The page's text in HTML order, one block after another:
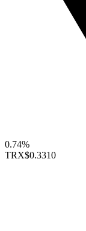
0.74%
TRX$0.3310